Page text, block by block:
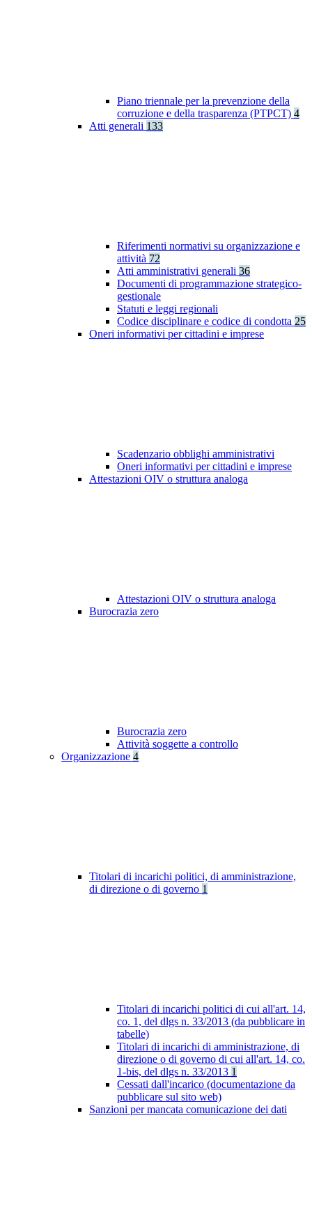
Piano triennale per la prevenzione della
corruzione e della trasparenza (PTPCT) 4
Atti generali 133
Riferimenti normativi su organizzazione e
attività 72
Atti amministrativi generali 36
Documenti di programmazione strategico-
gestionale
Statuti e leggi regionali
Codice disciplinare e codice di condotta 25
Oneri informativi per cittadini e imprese
Scadenzario obblighi amministrativi
Oneri informativi per cittadini e imprese
Attestazioni OIV o struttura analoga
Attestazioni OIV o struttura analoga
Burocrazia zero
Burocrazia zero
Attività soggette a controllo
Organizzazione 4
Titolari di incarichi politici, di amministrazione,
di direzione o di governo 1
Titolari di incarichi politici di cui all'art. 14,
co. 1, del dlgs n. 33/2013 (da pubblicare in
tabelle)
Titolari di incarichi di amministrazione, di
direzione o di governo di cui all'art. 14, co.
1-bis, del dlgs n. 33/2013 1
Cessati dall'incarico (documentazione da
pubblicare sul sito web)
Sanzioni per mancata comunicazione dei dati